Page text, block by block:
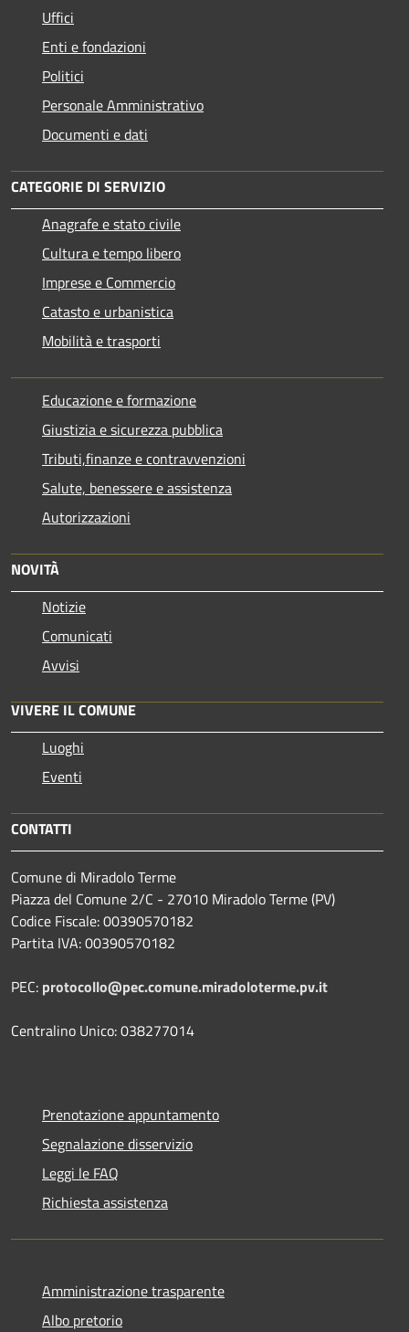
Uffici
Enti e fondazioni
Politici
Personale Amministrativo
Documenti e dati
CATEGORIE DI SERVIZIO
Anagrafe e stato civile
Cultura e tempo libero
Imprese e Commercio
Catasto e urbanistica
Mobilità e trasporti
Educazione e formazione
Giustizia e sicurezza pubblica
Tributi,finanze e contravvenzioni
Salute, benessere e assistenza
Autorizzazioni
NOVITÀ
Notizie
Comunicati
Avvisi
VIVERE IL COMUNE
Luoghi
Eventi
CONTATTI
Comune di Miradolo Terme
Piazza del Comune 2/C - 27010 Miradolo Terme (PV)
Codice Fiscale: 00390570182
Partita IVA: 00390570182
PEC: protocollo@pec.comune.miradoloterme.pv.it
Centralino Unico: 038277014
Prenotazione appuntamento
Segnalazione disservizio
Leggi le FAQ
Richiesta assistenza
Amministrazione trasparente
Albo pretorio